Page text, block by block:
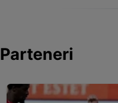
Parteneri